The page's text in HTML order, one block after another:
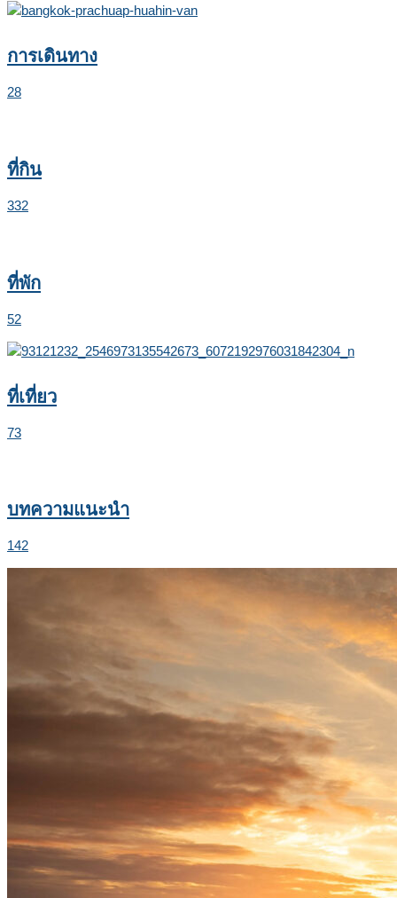
การเดินทาง
28
ที่กิน
332
ที่พัก
52
ที่เที่ยว
73
บทความแนะนำ
142